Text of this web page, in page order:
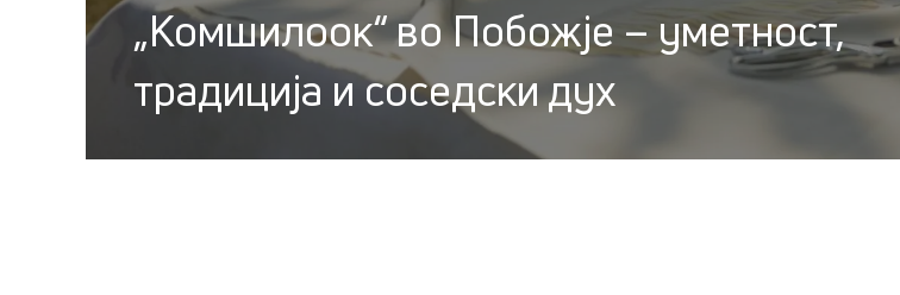
„Комшилоок“ во Побожје – уметност,
традиција и соседски дух